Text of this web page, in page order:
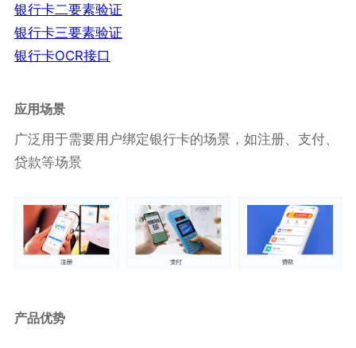
银行卡二要素验证
银行卡三要素验证
银行卡OCR接口
应用场景
广泛用于需要用户绑定银行卡的场景，如注册、支付、
贷款等场景
产品优势